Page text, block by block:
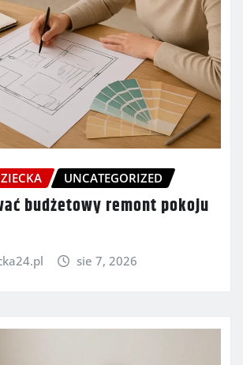
UNCATEGORIZED
budżetowy remont pokoju
sie 7, 2026